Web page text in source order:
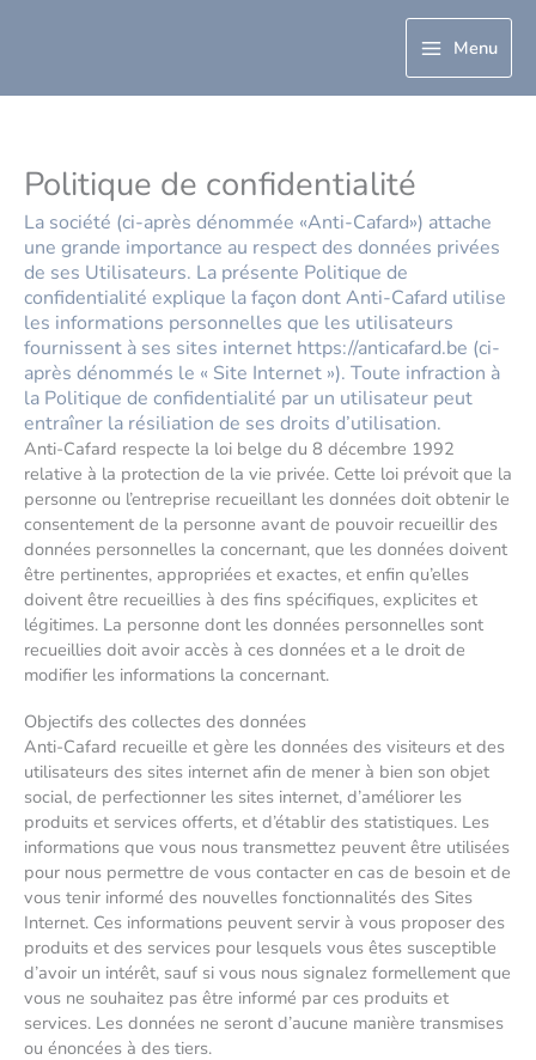
Menu
Politique de confidentialité
La société (ci-après dénommée «Anti-Cafard») attache
une grande importance au respect des données privées
de ses Utilisateurs. La présente Politique de
confidentialité explique la façon dont Anti-Cafard utilise
les informations personnelles que les utilisateurs
fournissent à ses sites internet https://anticafard.be (ci-
après dénommés le « Site Internet »). Toute infraction à
la Politique de confidentialité par un utilisateur peut
entraîner la résiliation de ses droits d’utilisation.
Anti-Cafard respecte la loi belge du 8 décembre 1992
relative à la protection de la vie privée. Cette loi prévoit que la
personne ou l’entreprise recueillant les données doit obtenir le
consentement de la personne avant de pouvoir recueillir des
données personnelles la concernant, que les données doivent
être pertinentes, appropriées et exactes, et enfin qu’elles
doivent être recueillies à des fins spécifiques, explicites et
légitimes. La personne dont les données personnelles sont
recueillies doit avoir accès à ces données et a le droit de
modifier les informations la concernant.
Objectifs des collectes des données
Anti-Cafard recueille et gère les données des visiteurs et des
utilisateurs des sites internet afin de mener à bien son objet
social, de perfectionner les sites internet, d’améliorer les
produits et services offerts, et d’établir des statistiques. Les
informations que vous nous transmettez peuvent être utilisées
pour nous permettre de vous contacter en cas de besoin et de
vous tenir informé des nouvelles fonctionnalités des Sites
Internet. Ces informations peuvent servir à vous proposer des
produits et des services pour lesquels vous êtes susceptible
d’avoir un intérêt, sauf si vous nous signalez formellement que
vous ne souhaitez pas être informé par ces produits et
services. Les données ne seront d’aucune manière transmises
ou énoncées à des tiers.